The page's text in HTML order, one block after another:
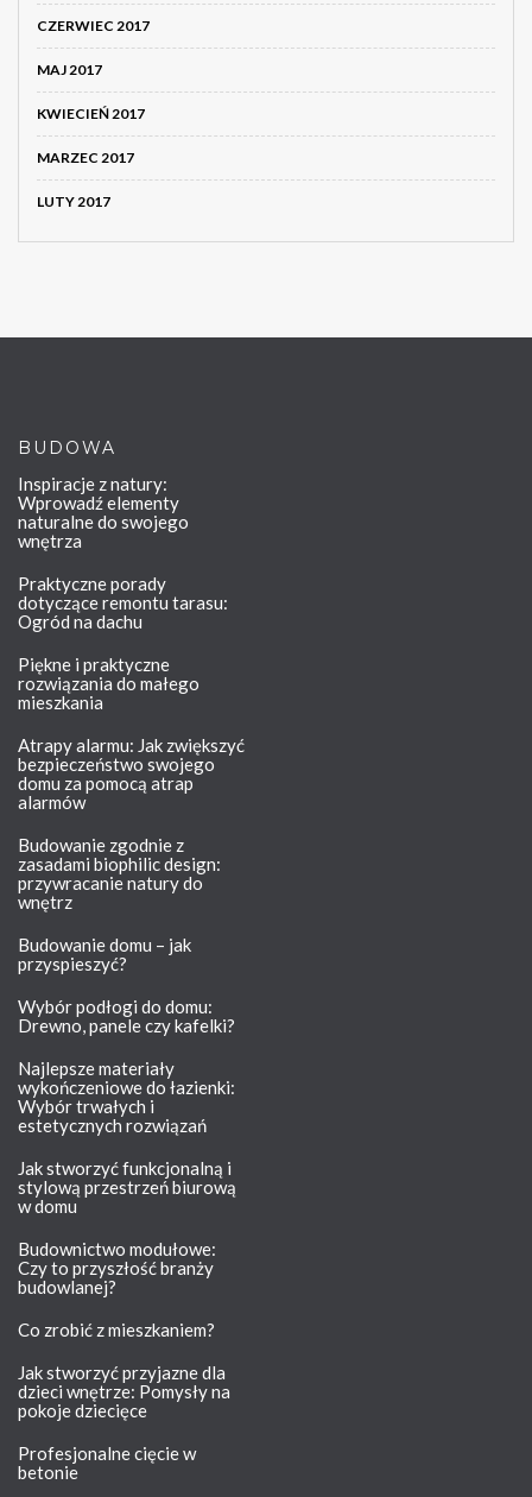
CZERWIEC 2017
MAJ 2017
KWIECIEŃ 2017
MARZEC 2017
LUTY 2017
BUDOWA
Inspiracje z natury:
Wprowadź elementy
naturalne do swojego
wnętrza
Praktyczne porady
dotyczące remontu tarasu:
Ogród na dachu
Piękne i praktyczne
rozwiązania do małego
mieszkania
Atrapy alarmu: Jak zwiększyć
bezpieczeństwo swojego
domu za pomocą atrap
alarmów
Budowanie zgodnie z
zasadami biophilic design:
przywracanie natury do
wnętrz
Budowanie domu – jak
przyspieszyć?
Wybór podłogi do domu:
Drewno, panele czy kafelki?
Najlepsze materiały
wykończeniowe do łazienki:
Wybór trwałych i
estetycznych rozwiązań
Jak stworzyć funkcjonalną i
stylową przestrzeń biurową
w domu
Budownictwo modułowe:
Czy to przyszłość branży
budowlanej?
Co zrobić z mieszkaniem?
Jak stworzyć przyjazne dla
dzieci wnętrze: Pomysły na
pokoje dziecięce
Profesjonalne cięcie w
betonie